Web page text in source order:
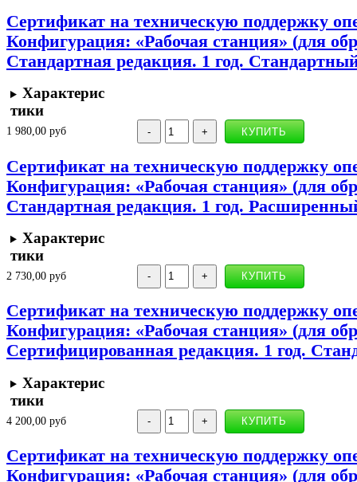
Сертификат на техническую поддержку
Конфигурация: «Рабочая станция» (для
Стандартная редакция. 1 год.
Характерис
тики
1 980,00 руб
Сертификат на техническую поддержку
Конфигурация: «Рабочая станция» (для
Стандартная редакция. 1 год.
Характерис
тики
2 730,00 руб
Сертификат на техническую поддержку
Конфигурация: «Рабочая станция» (для
Сертифицированная редакция. 1 год.
Характерис
тики
4 200,00 руб
Сертификат на техническую поддержку
Конфигурация: «Рабочая станция» (для